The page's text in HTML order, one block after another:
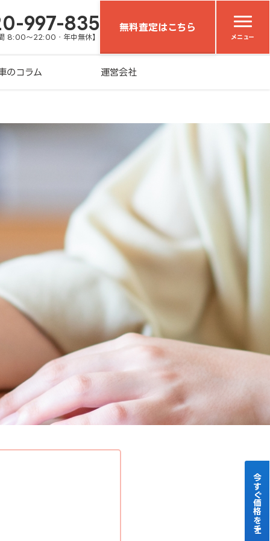
997-835
8:00～22:00・年中無休】
無料査定はこちら
メニュー
のコラム 運営会社
今すぐ価格をチェック！